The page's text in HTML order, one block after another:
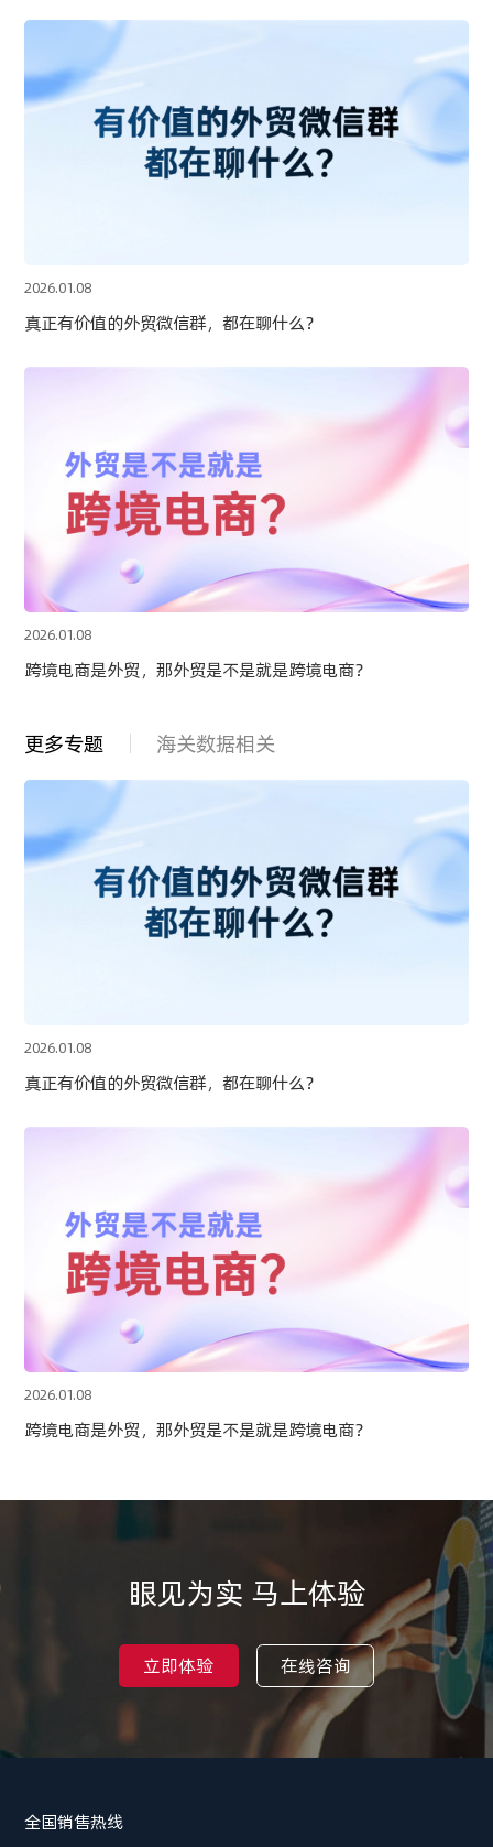
2026.01.08
真正有价值的外贸微信群，都在聊什么？
2026.01.08
跨境电商是外贸，那外贸是不是就是跨境电商？
更多专题 海关数据相关
2026.01.08
真正有价值的外贸微信群，都在聊什么？
2026.01.08
跨境电商是外贸，那外贸是不是就是跨境电商？
眼见为实 马上体验
立即体验 在线咨询
全国销售热线